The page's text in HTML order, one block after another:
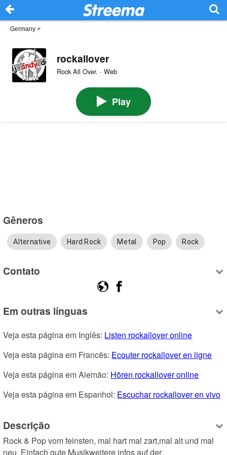
Germany >
rockallover
Rock All Over. · Web
Play
Gêneros
Alternative Hard Rock Metal Pop Rock
Contato
Em outras línguas
Veja esta página em Inglês: Listen rockallover online
Veja esta página em Francês: Ecouter rockallover en ligne
Veja esta página em Alemão: Hören rockallover online
Veja esta página em Espanhol: Escuchar rockallover en vivo
Descrição
Rock & Pop vom feinsten, mal hart mal zart,mal alt und mal
neu. Einfach gute Musikweitere infos auf der